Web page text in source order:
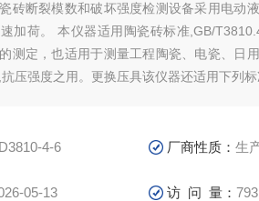
砖断裂模数和破坏强度检测设备采用电动
加荷。 本仪器适用陶瓷砖标准,GB/
测定，也适用于测量工程陶瓷、电瓷、日
压强度之用。更换压具该仪器还适用下列标
4-6 厂商性质：生
05-13 访 问 量：793